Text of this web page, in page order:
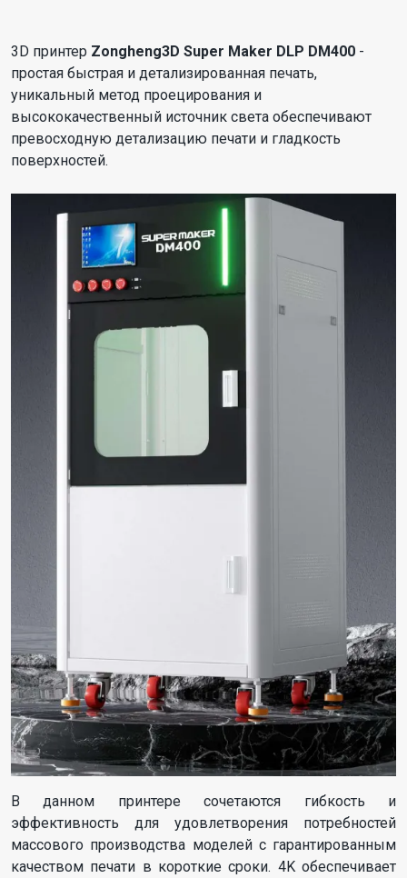
3D принтер Zongheng3D Super Maker DLP DM400 -
простая быстрая и детализированная печать,
уникальный метод проецирования и
высококачественный источник света обеспечивают
превосходную детализацию печати и гладкость
поверхностей.
В данном принтере сочетаются гибкость и
эффективность для удовлетворения потребностей
массового производства моделей с гарантированным
качеством печати в короткие сроки. 4K обеспечивает